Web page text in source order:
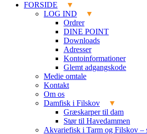
FORSIDE
LOG IND
Ordrer
DINE POINT
Downloads
Adresser
Kontoinformationer
Glemt adgangskode
Medie omtale
Kontakt
Om os
Damfisk i Filskov
Græskarper til dam
Stør til Havedammen
Akvariefisk i Tarm og Filskov –